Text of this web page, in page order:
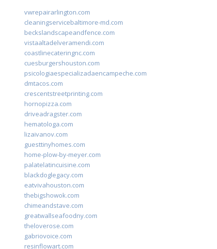
vwrepairarlington.com
cleaningservicebaltimore-md.com
beckslandscapeandfence.com
vistaaltadelveramendi.com
coastlinecateringnc.com
cuesburgershouston.com
psicologiaespecializadaencampeche.com
dmtacos.com
crescentstreetprinting.com
hornopizza.com
driveadragster.com
hematologa.com
lizaivanov.com
guesttinyhomes.com
home-plow-by-meyer.com
palatelatincuisine.com
blackdoglegacy.com
eatvivahouston.com
thebigshowok.com
chimeandstave.com
greatwallseafoodny.com
theloverose.com
gabriovoice.com
resinflowart.com